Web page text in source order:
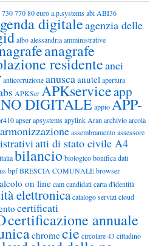
73077080 euroa.p.systemsabi ABI36
digitaleagenzia delle
alboalessandriaamministrative
anagrafe
residenteanci
anticorruzioneanuscaanutelapertura
APKSerAPKserviceapp
DIGITALEappioAPP-
apserapsystemsapylink Aran archivioarcola
armonizzazioneassembramentoassessore
atti di stato civile A4
bilanciobiologicobonifica dati
bpfBRESCIA COMUNALEbrowser
on linecamcandidaticarta d'identità
elettronicacatalogo servizi cloud
certificati
certificazione annuale
chromecie circolare 43 cittadino